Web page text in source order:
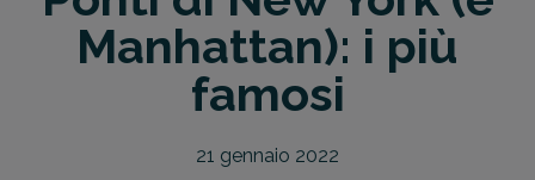
Manhattan): i più
famosi
21 gennaio 2022